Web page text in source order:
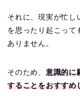
それに、現実が忙し
を思ったり起こって
ありません。
そのため、 意識的に
することをおすすめ